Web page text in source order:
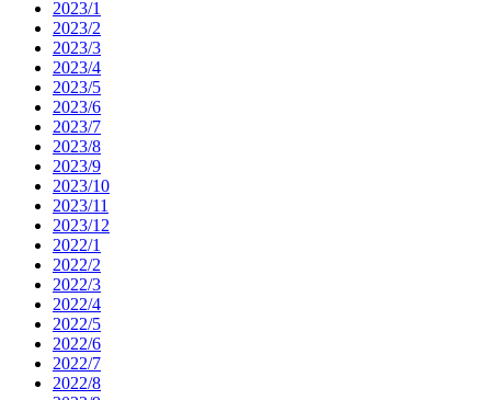
2023/1
2023/2
2023/3
2023/4
2023/5
2023/6
2023/7
2023/8
2023/9
2023/10
2023/11
2023/12
2022/1
2022/2
2022/3
2022/4
2022/5
2022/6
2022/7
2022/8